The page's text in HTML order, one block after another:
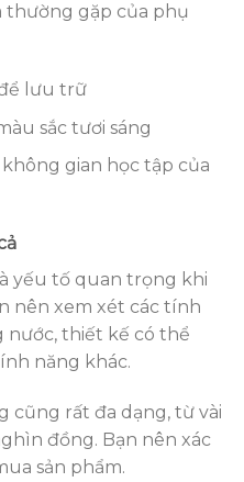
thường gặp của phụ
lưu trữ
sắc tươi sáng
gian học tập của
yếu tố quan trọng khi
nên xem xét các tính
nước, thiết kế có thể
năng khác.
cũng rất đa dạng, từ vài
đồng. Bạn nên xác
sản phẩm.